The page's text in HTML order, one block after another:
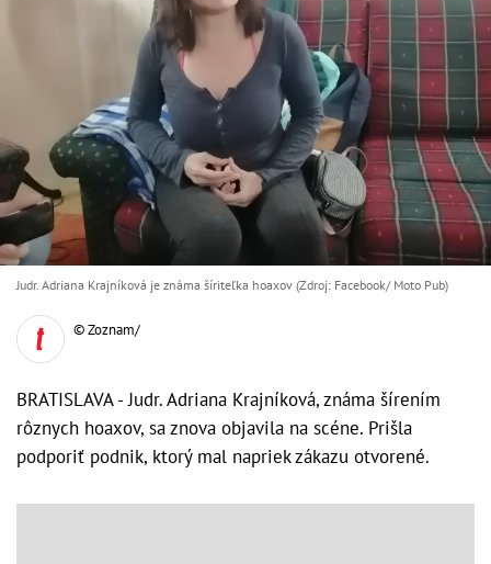
Judr. Adriana Krajníková je známa šíriteľka hoaxov (Zdroj: Facebook/ Moto Pub)
© Zoznam/
BRATISLAVA - Judr. Adriana Krajníková, známa šírením
rôznych hoaxov, sa znova objavila na scéne. Prišla
podporiť podnik, ktorý mal napriek zákazu otvorené.